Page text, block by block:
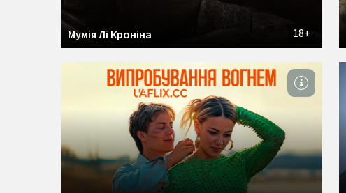
18+
Мумія Лі Кроніна